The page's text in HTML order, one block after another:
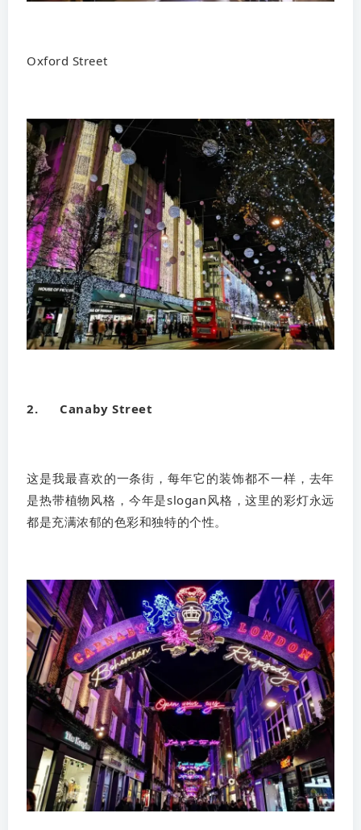
Oxford Street
2. Canaby Street
这是我最喜欢的一条街，每年它的装饰都不一样，去年
是热带植物风格，今年是slogan风格，这里的彩灯永远
都是充满浓郁的色彩和独特的个性。